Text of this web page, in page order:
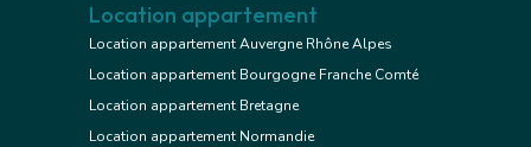
Location appartement
Location appartement Auvergne Rhône Alpes
Location appartement Bourgogne Franche Comté
Location appartement Bretagne
Location appartement Normandie